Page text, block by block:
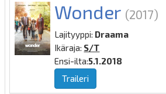
Wonder (2017)
Lajityyppi: Draama
Ikäraja: S/T
Ensi-ilta:5.1.2018
Traileri